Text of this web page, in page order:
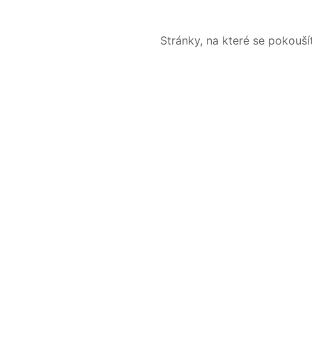
Stránky, na které se